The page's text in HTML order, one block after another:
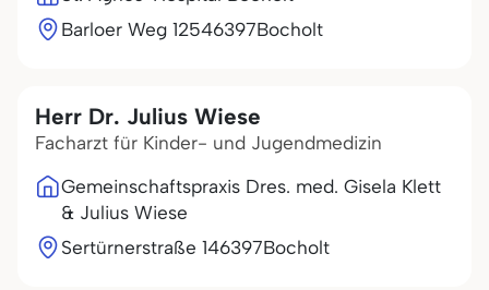
Barloer Weg 12546397Bocholt
Herr Dr. Julius Wiese
Facharzt für Kinder- und Jugendmedizin
Gemeinschaftspraxis Dres. med. Gisela Klett
& Julius Wiese
Sertürnerstraße 146397Bocholt